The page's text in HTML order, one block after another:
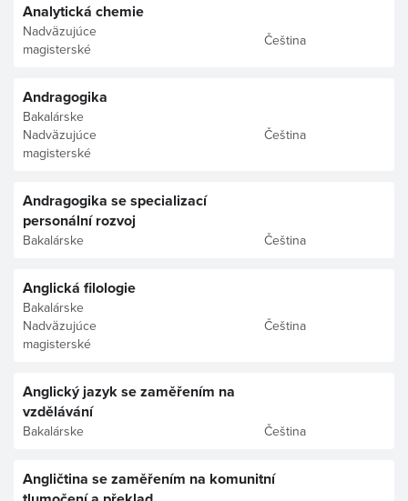
Analytická chemie
Nadväzujúce
magisterské
Čeština
Andragogika
Bakalárske
Nadväzujúce
magisterské
Čeština
Andragogika se specializací
personální rozvoj
Bakalárske Čeština
Anglická filologie
Bakalárske
Nadväzujúce
magisterské
Čeština
Anglický jazyk se zaměřením na
vzdělávání
Bakalárske Čeština
Angličtina se zaměřením na komunitní